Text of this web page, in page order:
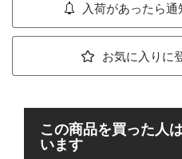
入荷があったら通
お気に入りに
この商品を買った人
います